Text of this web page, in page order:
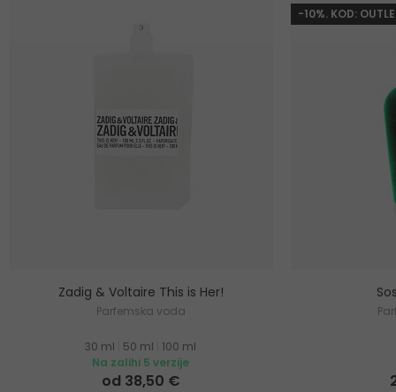
Zadig & Voltaire This is Her!
Parfemska voda
30 ml 50 ml
100 ml
Na zalihi 5 verzije
od 38,50 €
-10%. KOD: